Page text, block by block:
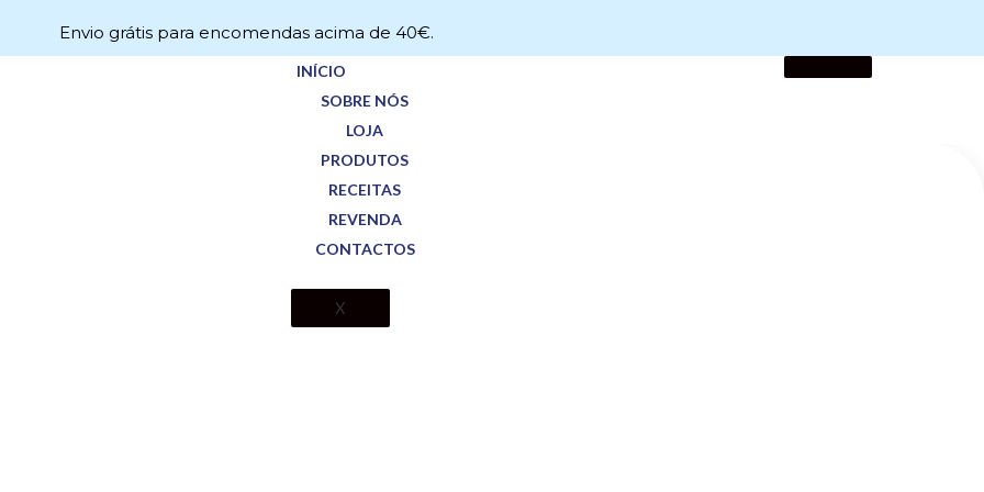
Envio grátis para encomendas acima de 40€.
INÍCIO
SOBRE NÓS
LOJA
PRODUTOS
RECEITAS
REVENDA
CONTACTOS
X